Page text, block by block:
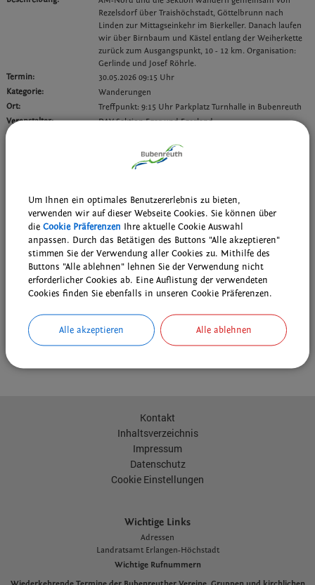
Rezelsdorf über Traishöchstadt, Göttelbrunn nach
Linden zur Mittagseinkehr im Bierkeller. Danach laufen
wir über Birnbaum und Kästel entlang der Weiherkette
zurück zum Ausgangspunkt, 10 - 12 km. Organisation:
Gerlinde und Josef Röhrle.
Termin:
30.05.2026 09:15 Uhr
Kategorie:
Wanderungen
Ort:
Treffpunkt: 9:15 Uhr Parkplatz Turnhalle in Bubenreuth
Veranstalter:
DAV Sektion Eger und Egerland
Wiederkehrende Termine der Bubenreuther Vereine, Gruppen und
kirchlichen Einrichtungen
Wöchentliche Probentermine der musikalischen Gruppen
Downloads
Den gewählten Termin als VCS-Kalenderdatei downloaden
Den gewählten Termin als iCal-Kalenderdatei downloaden
Kontakt
Inhaltsverzeichnis
Impressum
Datenschutz
Cookie Einstellungen
Wichtige Links
Adressen
Landratsamt Erlangen-Höchstadt
Wichtige Rufnummern
Um Ihnen ein optimales Benutzererlebnis zu bieten,
verwenden wir auf dieser Webseite Cookies. Sie können über
die Cookie Präferenzen Ihre aktuelle Cookie Auswahl
anpassen. Durch das Betätigen des Buttons "Alle akzeptieren"
stimmen Sie der Verwendung aller Cookies zu. Mithilfe des
Buttons "Alle ablehnen" lehnen Sie der Verwendung nicht
erforderlicher Cookies ab. Eine Auflistung der verwendeten
Cookies finden Sie ebenfalls in unseren Cookie Präferenzen.
Alle akzeptieren Alle ablehnen